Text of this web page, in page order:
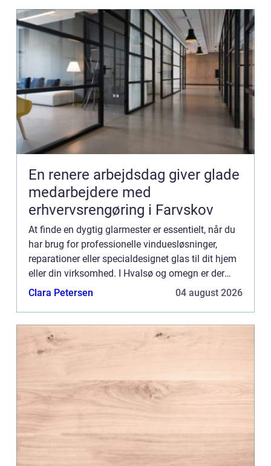
En renere arbejdsdag giver glade
medarbejdere med
erhvervsrengøring i Farvskov
At finde en dygtig glarmester er essentielt, når du
har brug for professionelle vinduesløsninger,
reparationer eller specialdesignet glas til dit hjem
eller din virksomhed. I Hvalsø og omegn er der
heldigvis hjælp at hente f...
Clara Petersen 04 august 2026